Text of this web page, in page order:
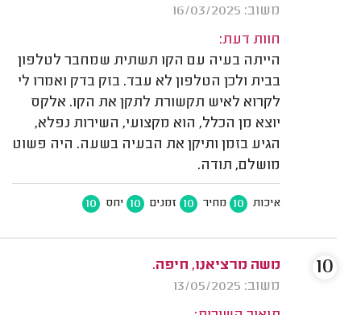
משוב: 16/03/2025
חוות דעת:
הייתה בעיה עם הקו תשתית שמחבר לטלפון
בבית ולכן הטלפון לא עבד. בזק בדק ואמרו לי
לקרוא לאיש תקשורת לתקן את הקו. אלקס
יוצא מן הכלל, הוא מקצועי, השירות נפלא,
הגיע בזמן ותיקן את הבעיה בשעה. היה פשוט
מושלם, תודה.
איכות 10 מחיר 10 זמנים 10 יחס 10
משה מרציאנו, חיפה.
משוב: 13/05/2025
10